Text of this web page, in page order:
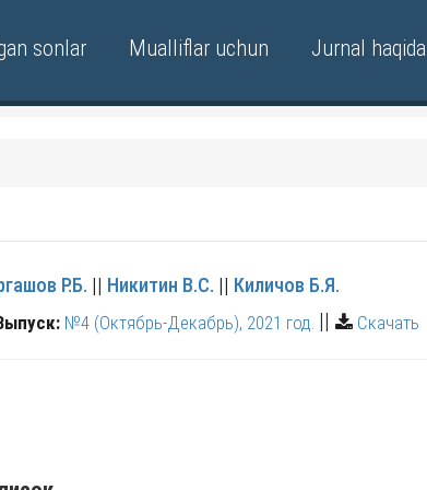
sonlar Mualliflar uchun Jurnal haqida
Р.Б. || Никитин В.С. || Киличов Б.Я.
№4 (Октябрь-Декабрь), 2021 год. || Скачать